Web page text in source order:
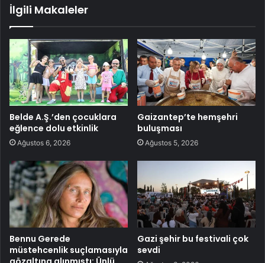
İlgili Makaleler
Belde A.Ş.’den çocuklara
eğlence dolu etkinlik
Ağustos 6, 2026
Gaizantep’te hemşehri
buluşması
Ağustos 5, 2026
Bennu Gerede
müstehcenlik suçlamasıyla
Gazi şehir bu festivali çok
sevdi